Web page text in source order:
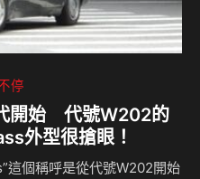
停
開始 代號W202的
外型很搶眼！
個稱呼是從代號W202開始